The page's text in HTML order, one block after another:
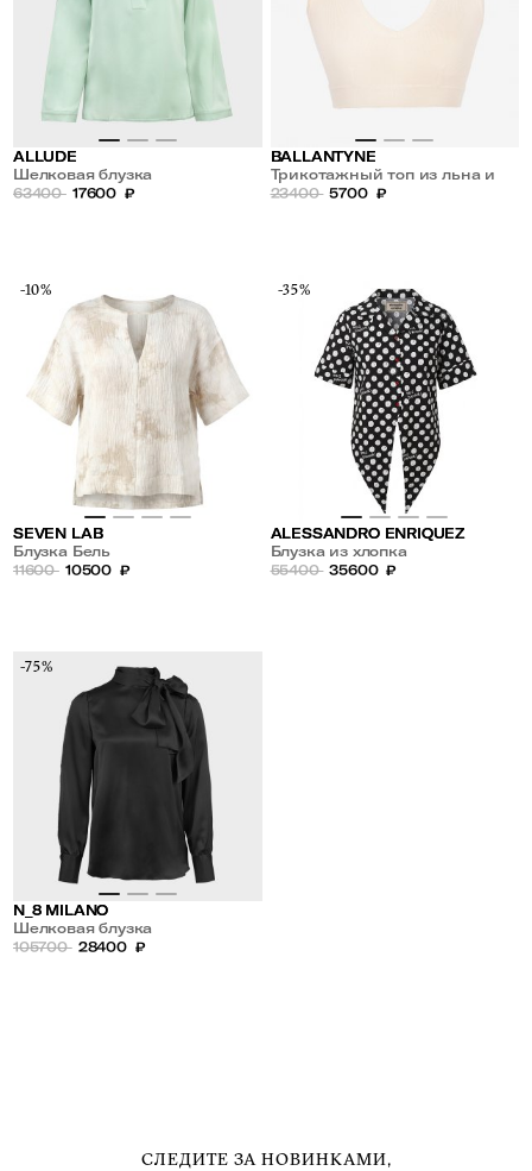
ALLUDE
Шелковая блузка
63400 17600 ₽
BALLANTYNE
Трикотажный топ из льна и
хлопка
23400 5700 ₽
-10%
SEVEN LAB
Блузка Бель
11600 10500 ₽
-35%
ALESSANDRO ENRIQUEZ
Блузка из хлопка
55400 35600 ₽
-75%
N_8 MILANO
Шелковая блузка
105700 28400 ₽
СЛЕДИТЕ ЗА НОВИНКАМИ,